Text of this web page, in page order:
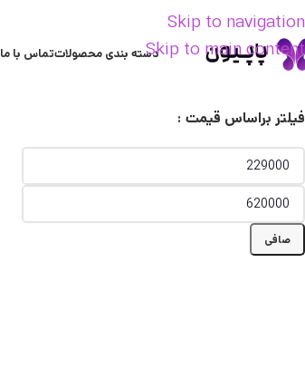
Skip to navigation
Skip to main contentدسته بندی محصولاتتماس با ما
فیلتر براساس قیمت :
صافی